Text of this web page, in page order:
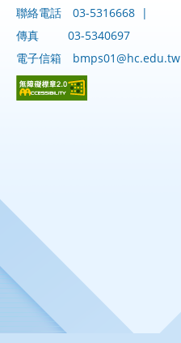
聯絡電話
03-5316668 |
傳真
03-5340697
電子信箱
bmps01@hc.edu.tw